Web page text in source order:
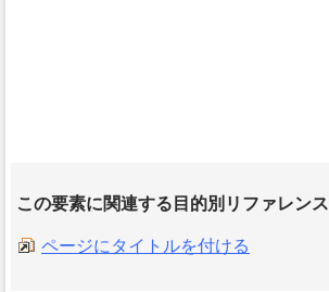
この要素に関連する目的別リファレンス
ページにタイトルを付ける